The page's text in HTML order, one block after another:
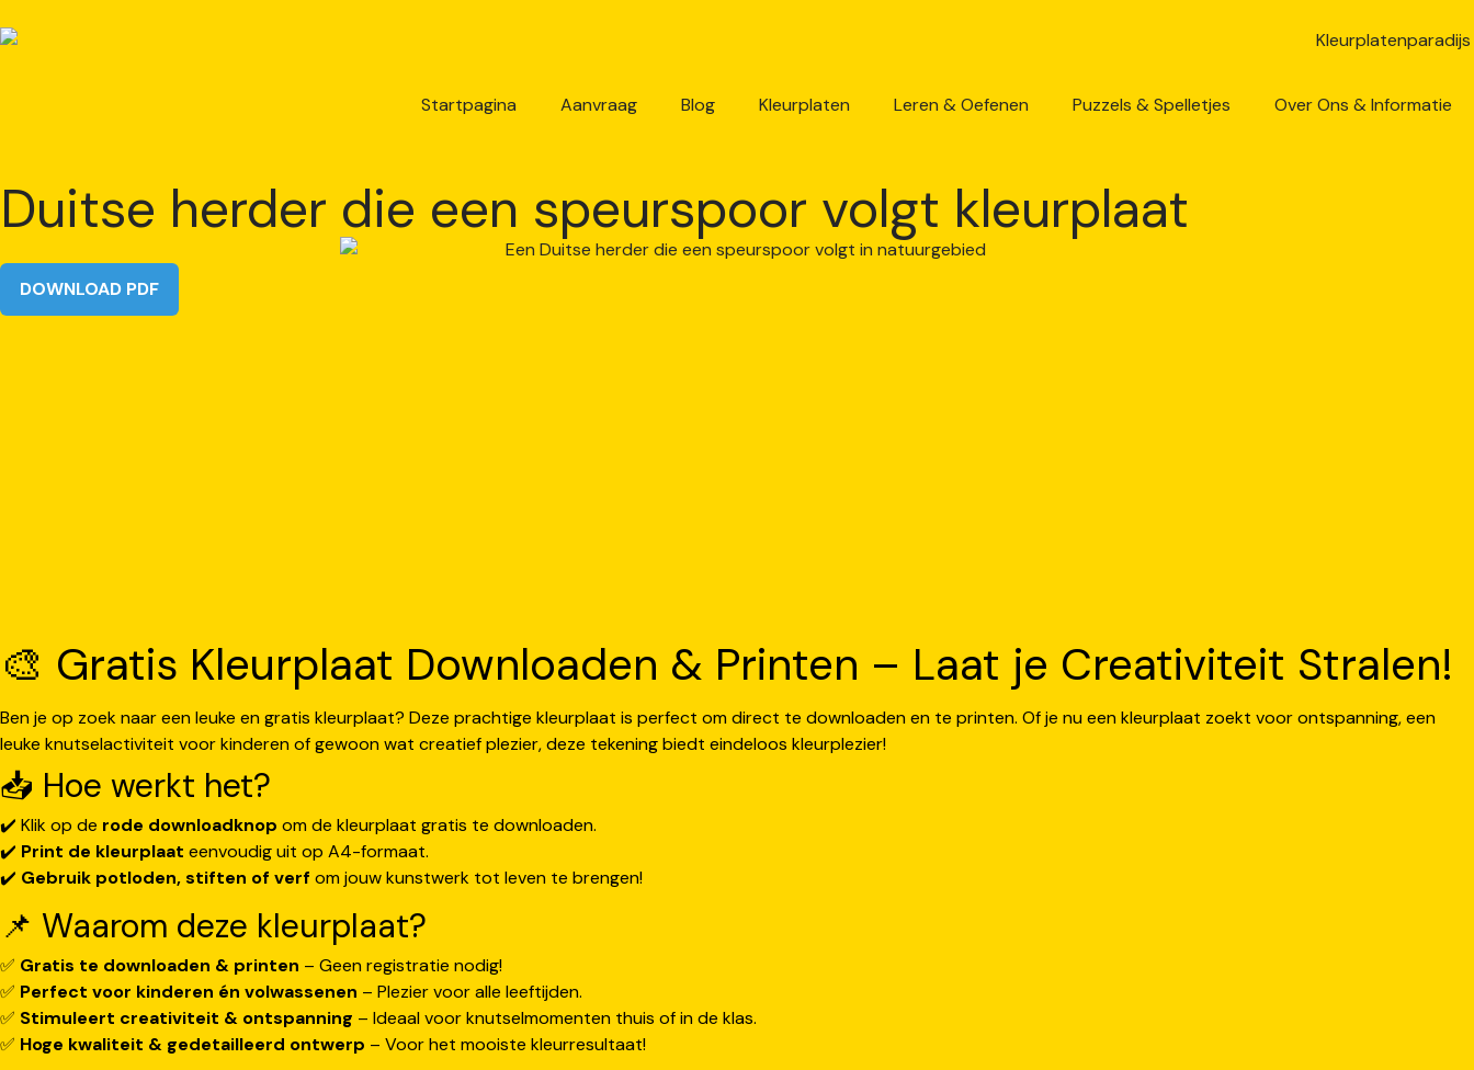
Startpagina Aanvraag Blog Kleurplaten Leren & Oefenen Puzzels & Spelletjes Over Ons & Informatie
Duitse herder die een speurspoor volgt kleurplaat
DOWNLOAD PDF
🎨 Gratis Kleurplaat Downloaden & Printen – Laat je Creativiteit Stralen!
Ben je op zoek naar een leuke en gratis kleurplaat? Deze prachtige kleurplaat is perfect om direct te downloaden en te printen. Of je nu een kleurplaat zoekt voor ontspanning, een
leuke knutselactiviteit voor kinderen of gewoon wat creatief plezier, deze tekening biedt eindeloos kleurplezier!
📥 Hoe werkt het?
✔️ Klik op de rode downloadknop om de kleurplaat gratis te downloaden.
✔️ Print de kleurplaat eenvoudig uit op A4-formaat.
✔️ Gebruik potloden, stiften of verf om jouw kunstwerk tot leven te brengen!
📌 Waarom deze kleurplaat?
✅ Gratis te downloaden & printen – Geen registratie nodig!
✅ Perfect voor kinderen én volwassenen – Plezier voor alle leeftijden.
✅ Stimuleert creativiteit & ontspanning – Ideaal voor knutselmomenten thuis of in de klas.
✅ Hoge kwaliteit & gedetailleerd ontwerp – Voor het mooiste kleurresultaat!